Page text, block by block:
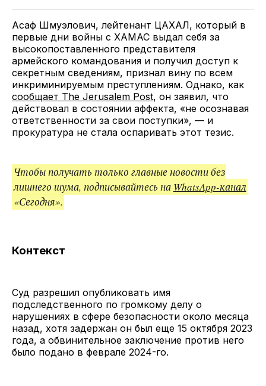
TwitterFacebookTelegramподелитесь
ссылкой
Асаф Шмуэлович, лейтенант ЦАХАЛ, который в
первые дни войны с ХАМАС выдал себя за
высокопоставленного представителя
армейского командования и получил доступ к
секретным сведениям, признал вину по всем
инкриминируемым преступлениям. Однако, как
сообщает The Jerusalem Post, он заявил, что
действовал в состоянии аффекта, «не осознавая
ответственности за свои поступки», — и
прокуратура не стала оспаривать этот тезис.
Чтобы получать только главные новости без
лишнего шума, подписывайтесь на WhatsApp-канал
«Сегодня».
Контекст
Суд разрешил опубликовать имя
подследственного по громкому делу о
нарушениях в сфере безопасности около месяца
назад, хотя задержан он был еще 15 октября 2023
года, а обвинительное заключение против него
было подано в феврале 2024-го.